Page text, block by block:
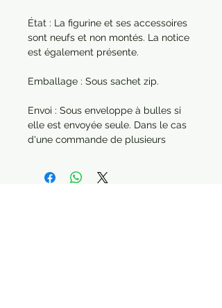
État : La figurine et ses accessoires
sont neufs et non montés. La notice
est également présente.
Emballage : Sous sachet zip.
Envoi : Sous enveloppe à bulles si
elle est envoyée seule. Dans le cas
d'une commande de plusieurs